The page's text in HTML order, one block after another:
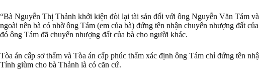
“Bà Nguyễn Thị Thảnh khởi kiện đòi lại tài sản đối với ông Nguyễn Văn Tám
ngoài nên bà có nhờ ông Tám (em của bà) đứng tên nhận chuyển nhượng đất
đó ông Tám đã chuyển nhượng đất của bà cho người khác.
Tòa án cấp sơ thẩm và Tòa án cấp phúc thẩm xác định ông Tám chỉ đứng tên
Tính giùm cho bà Thảnh là có căn cứ.